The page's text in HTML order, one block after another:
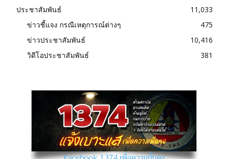
ประชาสัมพันธ์
11,033
ข่าวชี้แจง กรณีเหตุการณ์ต่างๆ
475
ข่าวประชาสัมพันธ์
10,416
วิดีโอประชาสัมพันธ์
381